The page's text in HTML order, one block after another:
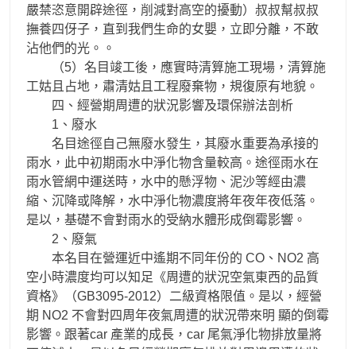
嚴禁恣意開辟途徑，削減對高空的擾動）叔叔幫叔叔
撫養四伢子，直到我們生命的女嬰，立即分離，不敢
沾他們的光。。
（5）名目竣工後，應實時清算施工現場，清算施
工姑且占地，肅清姑且工程廢棄物，規復原有地貌。
四、經營期周遭的狀況影響及環保辦法剖析
1、廢水
名目途徑自己無廢水發生，其廢水重要為承接的
雨水，此中初期雨水中淨化物含量較高。途徑雨水在
雨水管網中運送時，水中的懸浮物、泥沙等經由濃
縮、沉降或降解，水中淨化物濃度將年夜年夜低落。
是以，基礎不會對雨水的受納水體形成倒霉影響。
2、廢氣
本名目在營運近中遙期不同年份的 CO、NO2 高
空小時濃度均可以知足《周遭的狀況空氣東西的品質
資格》（GB3095-2012）二級資格限值。是以，經營
期 NO2 不會對四周年夜氣周遭的狀況帶來明 顯的倒霉
影響。跟著car 產業的成長，car 尾氣淨化物排放量將